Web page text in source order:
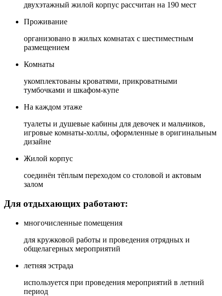
двухэтажный жилой корпус рассчитан на 190 мест
Проживание
организовано в жилых комнатах с шестиместным
размещением
Комнаты
укомплектованы кроватями, прикроватными
тумбочками и шкафом-купе
На каждом этаже
туалеты и душевые кабины для девочек и мальчиков,
игровые комнаты-холлы, оформленные в оригинальным
дизайне
Жилой корпус
соединён тёплым переходом со столовой и актовым
залом
Для отдыхающих работают:
многочисленные помещения
для кружковой работы и проведения отрядных и
общелагерных мероприятий
летняя эстрада
используется при проведения мероприятий в летний
период